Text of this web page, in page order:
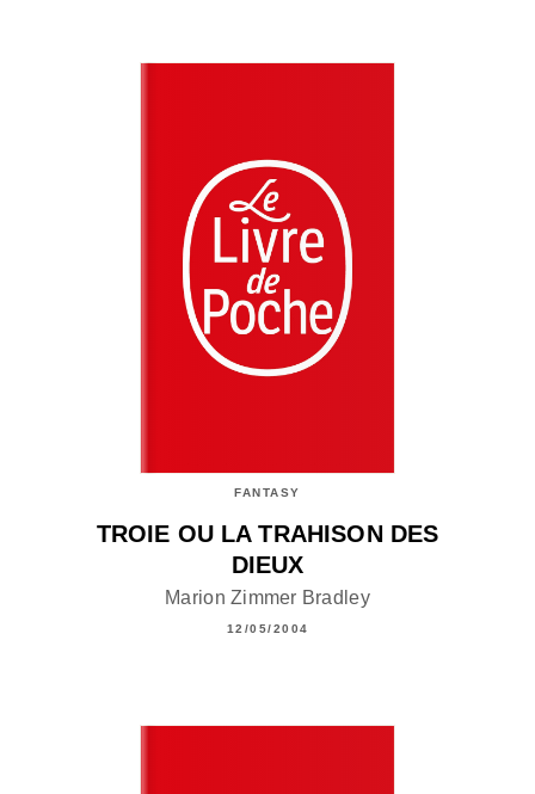
FANTASY
TROIE OU LA TRAHISON DES
DIEUX
Marion Zimmer Bradley
12/05/2004